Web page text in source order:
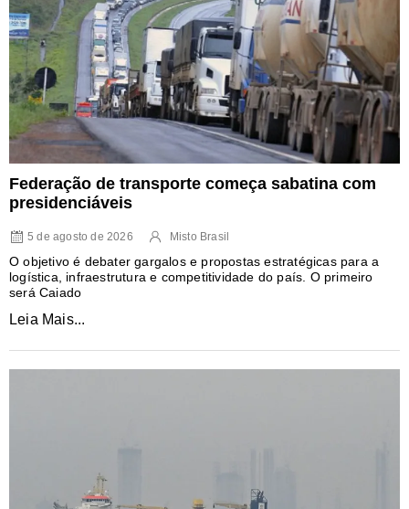
Federação de transporte começa sabatina com
presidenciáveis
5 de agosto de 2026 Misto Brasil
O objetivo é debater gargalos e propostas estratégicas para a
logística, infraestrutura e competitividade do país. O primeiro
será Caiado
Leia Mais...